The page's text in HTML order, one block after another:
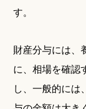
す。
財産分与には、
に、相場を確認
し、一般的には